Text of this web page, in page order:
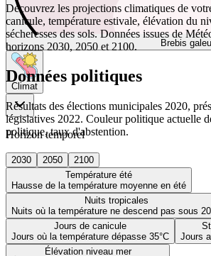
Brebis
Climat
Horizon temporel
2030 2050
2100
Température été
Hausse de la température moyenne en été
Nuits tropicales
Nuits où la température ne descend pas sous
Jours de canicule
Jours où la température dépasse 35°C
Jours
Élévation niveau mer
Découvrez les projections climatiques de
canicule, température estivale, élévation du
sécheresses des sols. Données issues de
horizons 2030, 2050 et 2100.
Données politiques
Résultats des élections municipales 2020,
législatives 2022. Couleur politique actuelle
politique, taux d'abstention.